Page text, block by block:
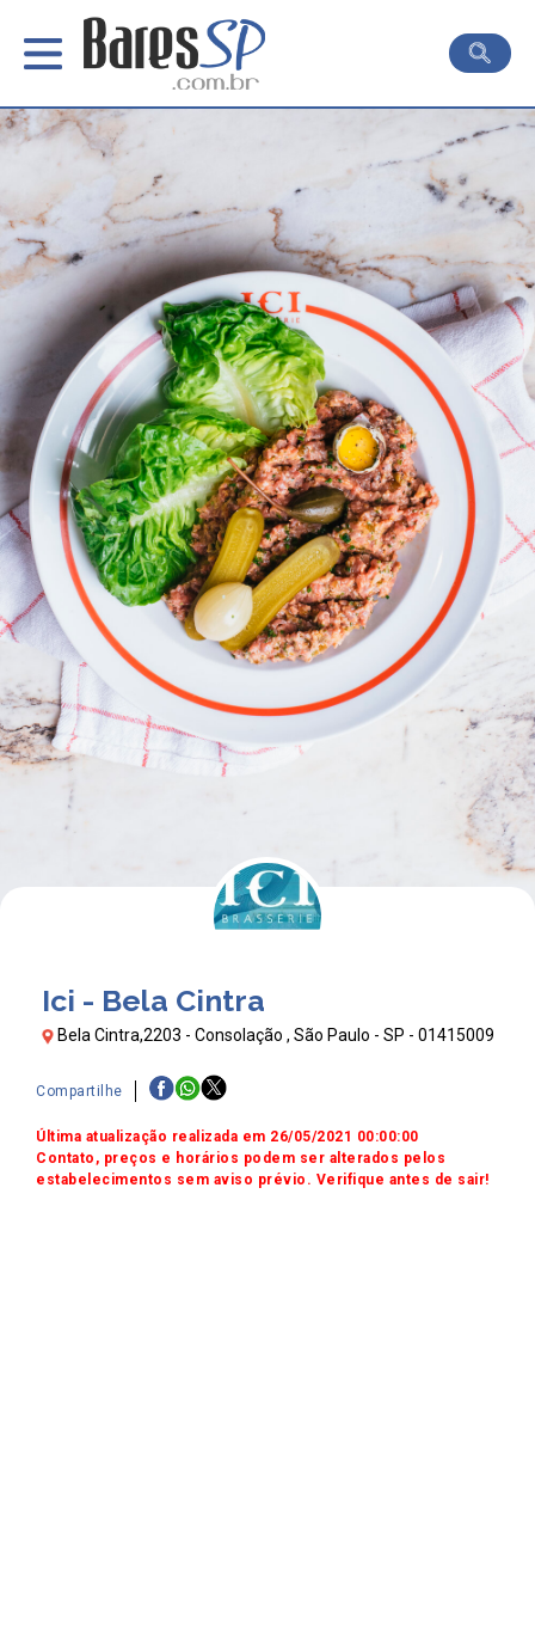
Ici - Bela Cintra
Bela Cintra,2203 - Consolação , São Paulo - SP - 01415009
Compartilhe
Última atualização realizada em 26/05/2021 00:00:00
Contato, preços e horários podem ser alterados pelos
estabelecimentos sem aviso prévio. Verifique antes de sair!